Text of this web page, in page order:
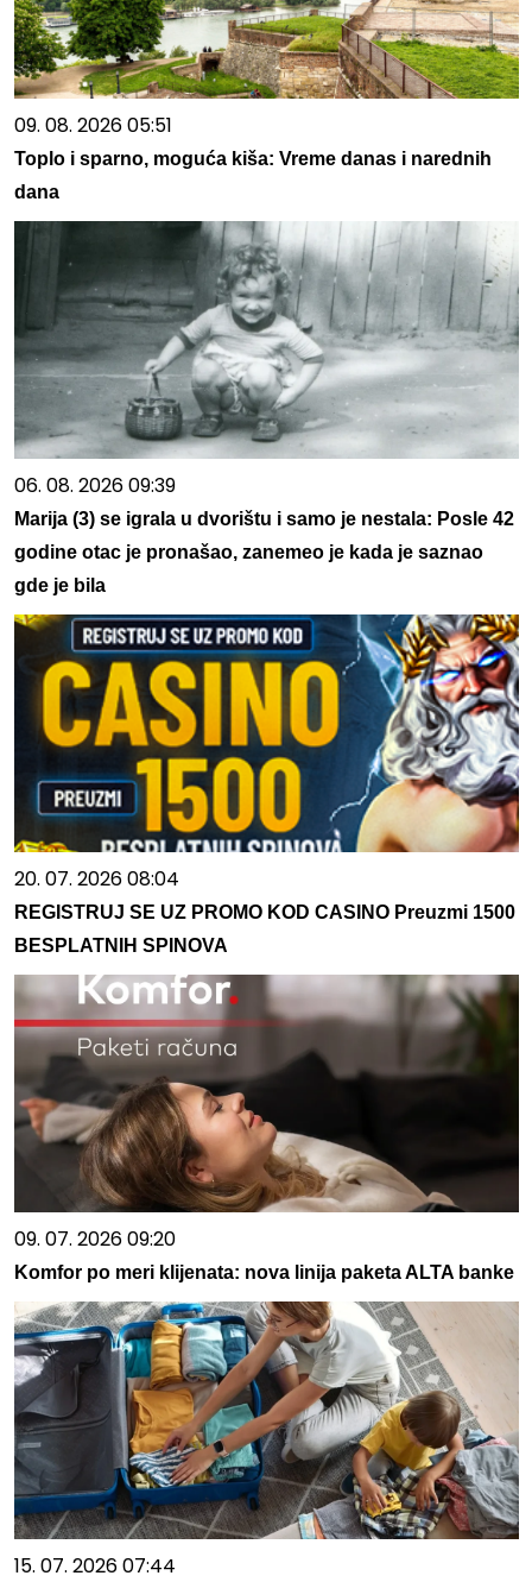
09. 08. 2026 05:51
Toplo i sparno, moguća kiša: Vreme danas i narednih
dana
06. 08. 2026 09:39
Marija (3) se igrala u dvorištu i samo je nestala: Posle 42
godine otac je pronašao, zanemeo je kada je saznao
gde je bila
20. 07. 2026 08:04
REGISTRUJ SE UZ PROMO KOD CASINO Preuzmi 1500
BESPLATNIH SPINOVA
09. 07. 2026 09:20
Komfor po meri klijenata: nova linija paketa ALTA banke
15. 07. 2026 07:44